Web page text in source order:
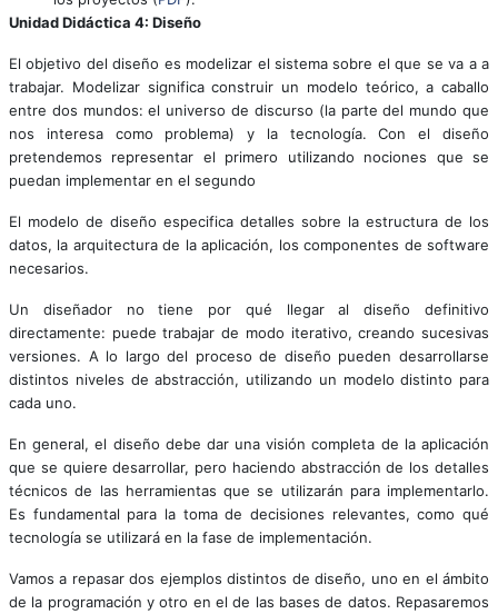
Unidad Didáctica 4: Diseño
El objetivo del diseño es modelizar el sistema sobre el que se va a a
trabajar. Modelizar significa construir un modelo teórico, a caballo
entre dos mundos: el universo de discurso (la parte del mundo que
nos interesa como problema) y la tecnología. Con el diseño
pretendemos representar el primero utilizando nociones que se
puedan implementar en el segundo
El modelo de diseño especifica detalles sobre la estructura de los
datos, la arquitectura de la aplicación, los componentes de software
necesarios.
Un diseñador no tiene por qué llegar al diseño definitivo
directamente: puede trabajar de modo iterativo, creando sucesivas
versiones. A lo largo del proceso de diseño pueden desarrollarse
distintos niveles de abstracción, utilizando un modelo distinto para
cada uno.
En general, el diseño debe dar una visión completa de la aplicación
que se quiere desarrollar, pero haciendo abstracción de los detalles
técnicos de las herramientas que se utilizarán para implementarlo.
Es fundamental para la toma de decisiones relevantes, como qué
tecnología se utilizará en la fase de implementación.
Vamos a repasar dos ejemplos distintos de diseño, uno en el ámbito
de la programación y otro en el de las bases de datos. Repasaremos